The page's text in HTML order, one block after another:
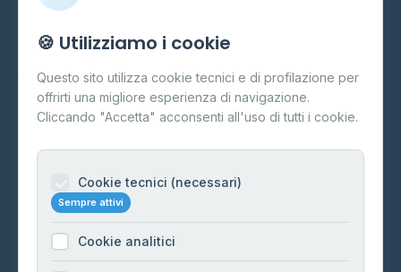
Info
Cos'è il GPL
FAQ
Contatti
Informazioni legali
Cookie Policy
🍪 Utilizziamo i cookie
Questo sito utilizza cookie tecnici e di profilazione per
offrirti una migliore esperienza di navigazione.
Cliccando "Accetta" acconsenti all'uso di tutti i cookie.
Cookie tecnici (necessari)
Sempre attivi
Cookie analitici